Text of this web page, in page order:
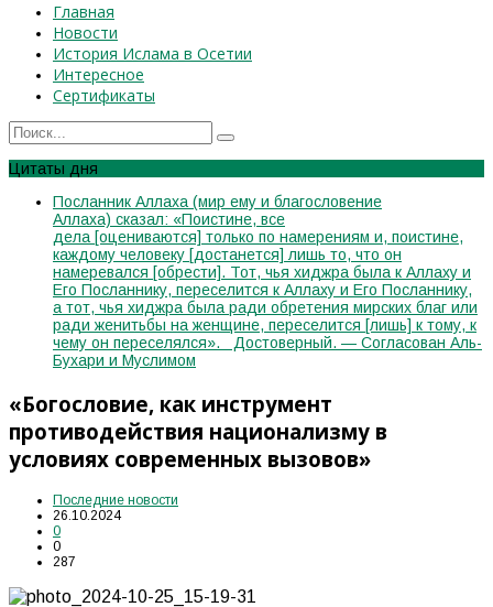
Главная
Новости
История Ислама в Осетии
Интересное
Сертификаты
Цитаты дня
Посланник Аллаха (мир ему и благословение
Аллаха) сказал: «Поистине, все
дела [оцениваются] только по намерениям и, поистине,
каждому человеку [достанется] лишь то, что он
намеревался [обрести]. Тот, чья хиджра была к Аллаху и
Его Посланнику, переселится к Аллаху и Его Посланнику,
а тот, чья хиджра была ради обретения мирских благ или
ради женитьбы на женщине, переселится [лишь] к тому, к
чему он переселялся». Достоверный. — Согласован Аль-
Бухари и Муслимом
«Богословие, как инструмент
противодействия национализму в
условиях современных вызовов»
Последние новости
26.10.2024
0
0
287